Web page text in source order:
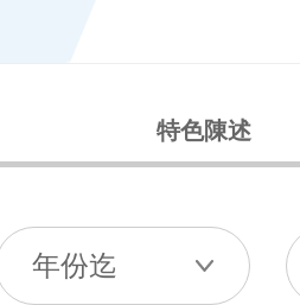
特色陳述